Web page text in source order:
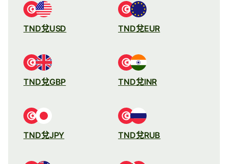
TND兌USD TND兌EUR
TND兌GBP TND兌INR
TND兌JPY TND兌RUB